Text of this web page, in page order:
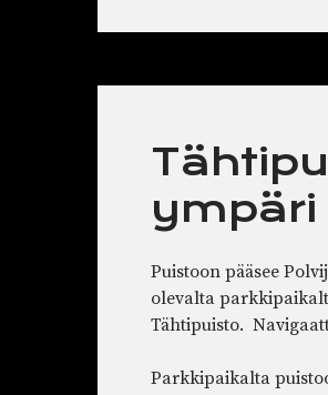
ympäri
Puistoon pääsee
olevalta
Tähtipuisto.
Parkkipaikalta